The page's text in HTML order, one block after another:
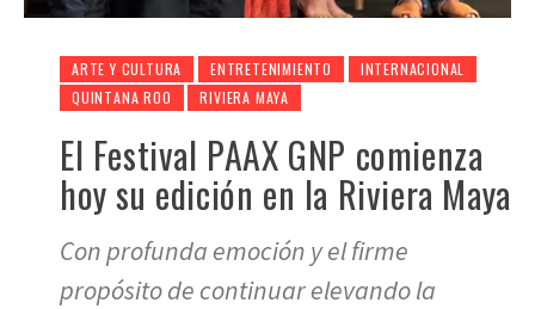
ARTE Y CULTURA ENTRETENIMIENTO
INTERNACIONAL
QUINTANA ROO
RIVIERA MAYA
El Festival PAAX GNP comienza
hoy su edición en la Riviera Maya
Con profunda emoción y el firme
propósito de continuar elevando la